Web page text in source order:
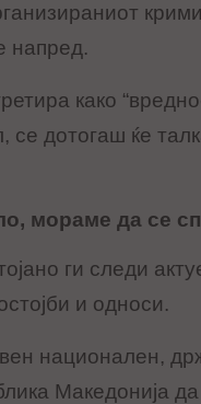
напред.
како
се дотогаш ќе
мораме да се
ги следи
и односи.
национален,
Македонија